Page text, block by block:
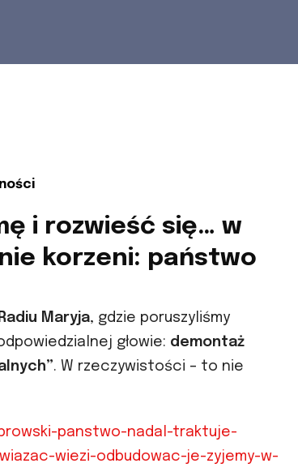
i rozwieść się… w
korzeni: państwo
Maryja, gdzie poruszyliśmy
głowie: demontaż
. W rzeczywistości – to nie
panstwo-nadal-traktuje-
wiezi-odbudowac-je-zyjemy-w-